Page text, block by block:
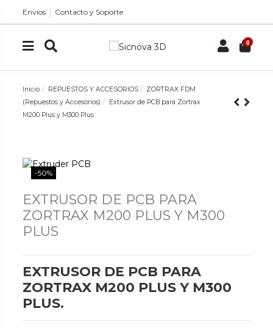
Envíos Contacto y Soporte
0
Inicio REPUESTOS Y ACCESORIOS
ZORTRAX FDM
(Repuestos y Accesorios)
Extrusor de PCB para Zortrax
M200 Plus y M300 Plus
-50%
EXTRUSOR DE PCB PARA
ZORTRAX M200 PLUS Y M300
PLUS
EXTRUSOR DE PCB PARA
ZORTRAX M200 PLUS Y M300
PLUS.